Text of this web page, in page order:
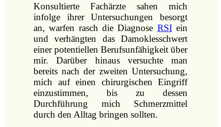
Konsultierte Fachärzte sahen mich
infolge ihrer Untersuchungen besorgt
an, warfen rasch die Diagnose RSIein
und verhängten das Damoklesschwert
einer potentiellen Berufsunfähigkeit über
mir. Darüber hinaus versuchte man
bereits nach der zweiten Untersuchung,
mich auf einen chirurgischen Eingriff
einzustimmen, bis zu dessen
Durchführung mich Schmerzmittel
durch den Alltag bringen sollten.